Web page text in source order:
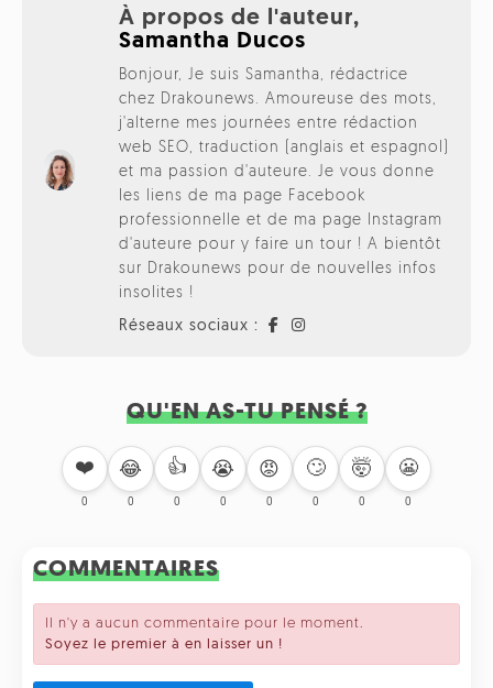
À propos de l'auteur,
Samantha Ducos
Bonjour, Je suis Samantha, rédactrice
chez Drakounews. Amoureuse des mots,
j'alterne mes journées entre rédaction
web SEO, traduction (anglais et espagnol)
et ma passion d'auteure. Je vous donne
les liens de ma page Facebook
professionnelle et de ma page Instagram
d'auteure pour y faire un tour ! A bientôt
sur Drakounews pour de nouvelles infos
insolites !
Réseaux sociaux :
QU'EN AS-TU PENSÉ ?
❤️
0
😂
0
👍
0
😭
0
😡
0
🙄
0
🤯
0
😬
0
COMMENTAIRES
Il n'y a aucun commentaire pour le moment.
Soyez le premier à en laisser un !